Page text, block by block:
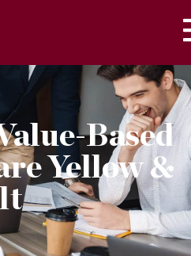
Based
Yellow &